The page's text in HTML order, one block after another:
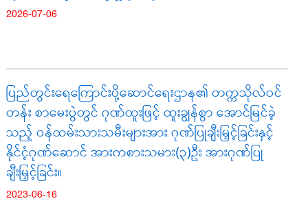
2026-07-06
ပြည်တွင်းရေကြောင်းပို့ဆောင်ရေးဌာန၏ တက္ကသိုလ်ဝင်
တန်း စာမေးပွဲတွင် ဂုဏ်ထူးဖြင့် ထူးချွန်စွာ အောင်မြင်ခဲ့
သည့် ဝန်ထမ်းသားသမီးများအား ဂုဏ်ပြုချီးမြှင့်ခြင်းနှင့်
နိုင်ငံ့ဂုဏ်ဆောင် အားကစားသမား(၃)ဦး အားဂုဏ်ပြု
ချီးမြှင့်ခြင်း။
2023-06-16